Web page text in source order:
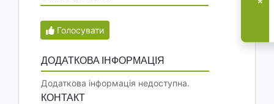
Голосувати
ДОДАТКОВА ІНФОРМАЦІЯ
Додаткова інформація недоступна.
КОНТАКТ